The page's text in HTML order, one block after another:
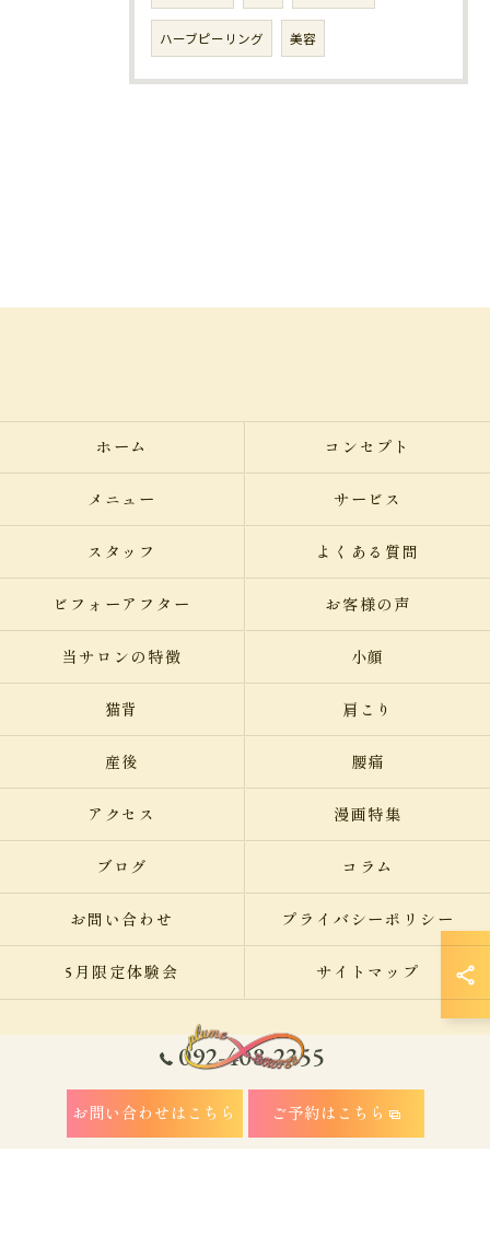
ハーブピーリング 美容
092-408-2355
お問い合わせはこちら ご予約はこちら
ホーム コンセプト
メニュー サービス
スタッフ よくある質問
ビフォーアフター お客様の声
当サロンの特徴 小顔
猫背 肩こり
産後 腰痛
アクセス 漫画特集
ブログ コラム
お問い合わせ プライバシーポリシー
5月限定体験会 サイトマップ
© 2026 福岡県福岡市南区の整体なら美容整骨サロン plume ALL RIGHTS